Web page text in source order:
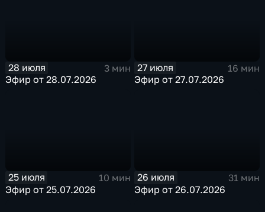
28 июля
3 мин
Эфир от 28.07.2026
27 июля
16 мин
Эфир от 27.07.2026
25 июля
10 мин
Эфир от 25.07.2026
26 июля
31 мин
Эфир от 26.07.2026